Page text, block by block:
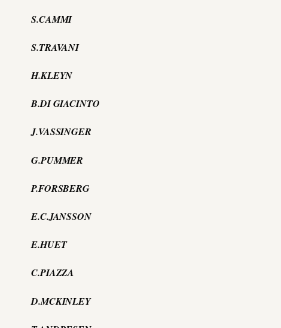
S.CAMMI
S.TRAVANI
H.KLEYN
B.DI GIACINTO
J.VASSINGER
G.PUMMER
P.FORSBERG
E.C.JANSSON
E.HUET
C.PIAZZA
D.MCKINLEY